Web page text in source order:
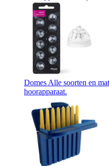
Domes Alle soorten en
hoorapparaat.